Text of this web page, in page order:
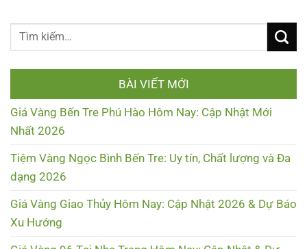
BÀI VIẾT MỚI
Giá Vàng Bến Tre Phú Hào Hôm Nay: Cập Nhật Mới
Nhất 2026
Tiệm Vàng Ngọc Bình Bến Tre: Uy tín, Chất lượng và Đa
dạng 2026
Giá Vàng Giao Thủy Hôm Nay: Cập Nhật 2026 & Dự Báo
Xu Hướng